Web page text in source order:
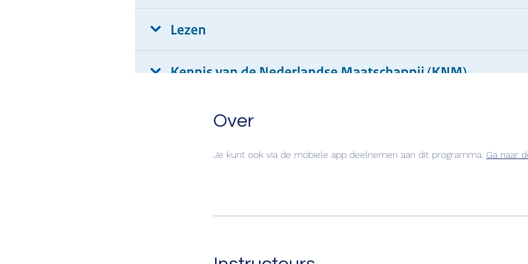
Over
Je kunt ook via de mobiele app deelnemen aan dit programma. Ga naar